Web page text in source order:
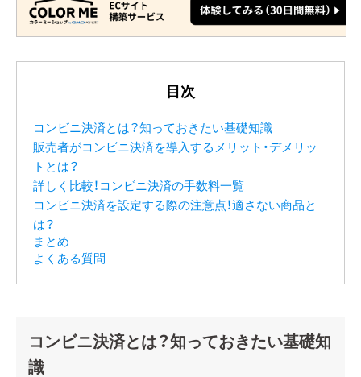
目次
コンビニ決済とは？知っておきたい基礎知識
販売者がコンビニ決済を導入するメリット・デメリッ
トとは？
詳しく比較！コンビニ決済の手数料一覧
コンビニ決済を設定する際の注意点！適さない商品と
は？
まとめ
よくある質問
コンビニ決済とは？知っておきたい基礎知
識